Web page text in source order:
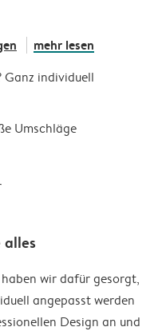
mehr lesen
Ganz individuell
Umschläge
alles
wir dafür gesorgt,
angepasst werden
Design an und